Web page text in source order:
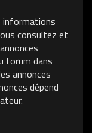
informations
consultez et
forum dans
annonces
dépend